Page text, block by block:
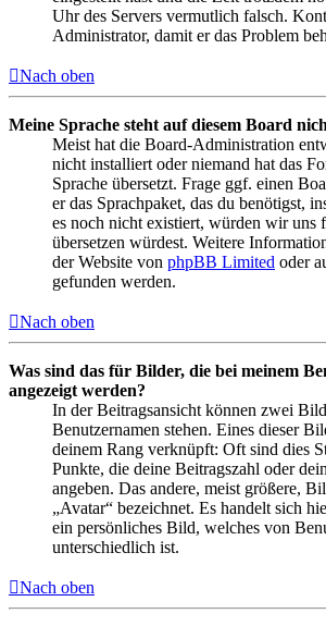
Uhr des Servers vermutlich falsch.
Administrator, damit er das Problem
Nach oben
Meine Sprache steht auf diesem Board
Meist hat die Board-Administration
nicht installiert oder niemand hat das
Sprache übersetzt. Frage ggf. einen
er das Sprachpaket, das du benötigst,
es noch nicht existiert, würden wir uns
übersetzen würdest. Weitere
der Website von phpBB Limited oder
gefunden werden.
Nach oben
Was sind das für Bilder, die bei meinem
angezeigt werden?
In der Beitragsansicht können zwei
Benutzernamen stehen. Eines dieser
deinem Rang verknüpft: Oft sind dies
Punkte, die deine Beitragszahl oder
angeben. Das andere, meist größere,
„Avatar“ bezeichnet. Es handelt sich
ein persönliches Bild, welches von
unterschiedlich ist.
Nach oben